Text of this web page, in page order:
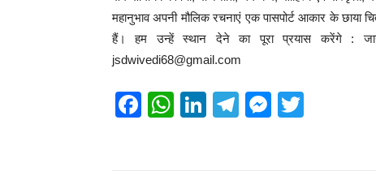
महानुभाव अपनी मौलिक रचनाएं एक पासपोर्ट आकार के
हैं। हम उन्हें स्थान देने का पूरा प्रयास करेंगे :
jsdwivedi68@gmail.com
F
W
Li
T
M